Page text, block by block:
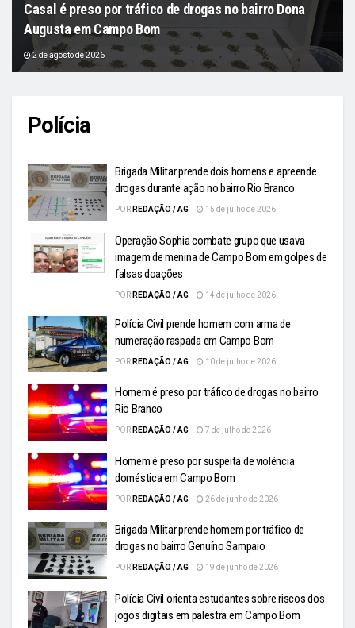
Casal é preso por tráfico de drogas no bairro Dona
Augusta em Campo Bom
2 de agosto de 2026
Polícia
Brigada Militar prende dois homens e apreende
drogas durante ação no bairro Rio Branco
POR REDAÇÃO / AG 15 de julho de 2026
Operação Sophia combate grupo que usava
imagem de menina de Campo Bom em golpes de
falsas doações
POR REDAÇÃO / AG 14 de julho de 2026
Polícia Civil prende homem com arma de
numeração raspada em Campo Bom
POR REDAÇÃO / AG 10 de julho de 2026
Homem é preso por tráfico de drogas no bairro
Rio Branco
POR REDAÇÃO / AG 7 de julho de 2026
Homem é preso por suspeita de violência
doméstica em Campo Bom
POR REDAÇÃO / AG 26 de junho de 2026
Brigada Militar prende homem por tráfico de
drogas no bairro Genuíno Sampaio
POR REDAÇÃO / AG 19 de junho de 2026
Polícia Civil orienta estudantes sobre riscos dos
jogos digitais em palestra em Campo Bom